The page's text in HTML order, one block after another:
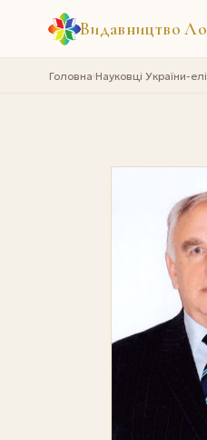
Видавництво
Головна›Науковці України-